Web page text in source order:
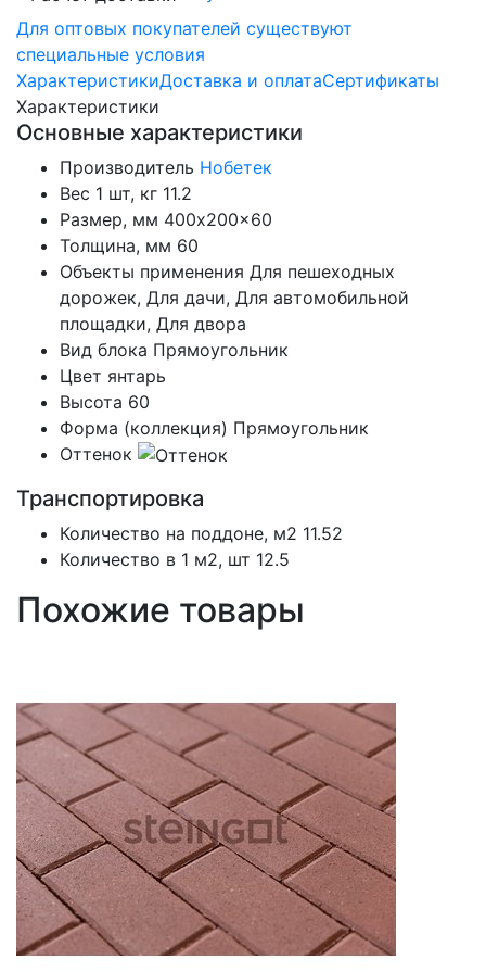
Для оптовых покупателей существуют
специальные условия
ХарактеристикиДоставка и оплатаСертификаты
Характеристики
Основные характеристики
Производитель Нобетек
Вес 1 шт, кг 11.2
Размер, мм 400x200x60
Толщина, мм 60
Объекты применения Для пешеходных
дорожек, Для дачи, Для автомобильной
площадки, Для двора
Вид блока Прямоугольник
Цвет янтарь
Высота 60
Форма (коллекция) Прямоугольник
Оттенок
Транспортировка
Количество на поддоне, м2 11.52
Количество в 1 м2, шт 12.5
Похожие товары